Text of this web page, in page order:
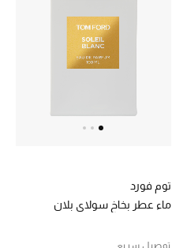
توم فورد
ماء عطر بخاخ سولاي بلان
توصيل سريع